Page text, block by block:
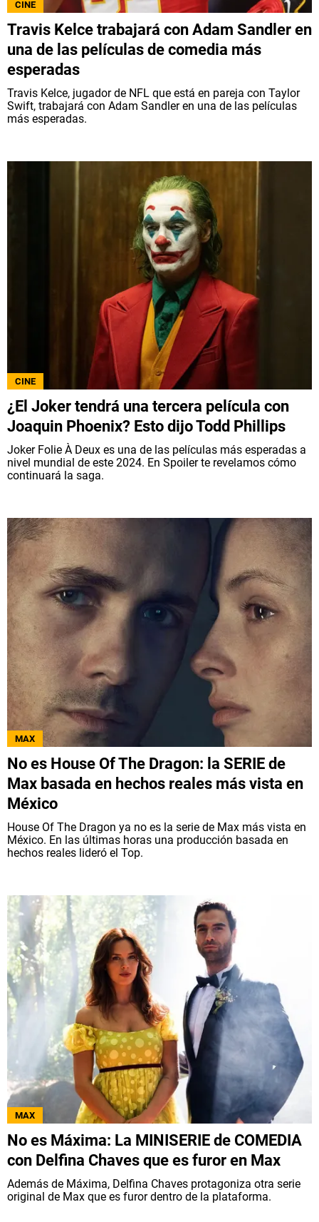
CINE
Travis Kelce trabajará con Adam Sandler en
una de las películas de comedia más
esperadas
Travis Kelce, jugador de NFL que está en pareja con Taylor
Swift, trabajará con Adam Sandler en una de las películas
más esperadas.
CINE
¿El Joker tendrá una tercera película con
Joaquin Phoenix? Esto dijo Todd Phillips
Joker Folie À Deux es una de las películas más esperadas a
nivel mundial de este 2024. En Spoiler te revelamos cómo
continuará la saga.
MAX
No es House Of The Dragon: la SERIE de
Max basada en hechos reales más vista en
México
House Of The Dragon ya no es la serie de Max más vista en
México. En las últimas horas una producción basada en
hechos reales lideró el Top.
MAX
No es Máxima: La MINISERIE de COMEDIA
con Delfina Chaves que es furor en Max
Además de Máxima, Delfina Chaves protagoniza otra serie
original de Max que es furor dentro de la plataforma.